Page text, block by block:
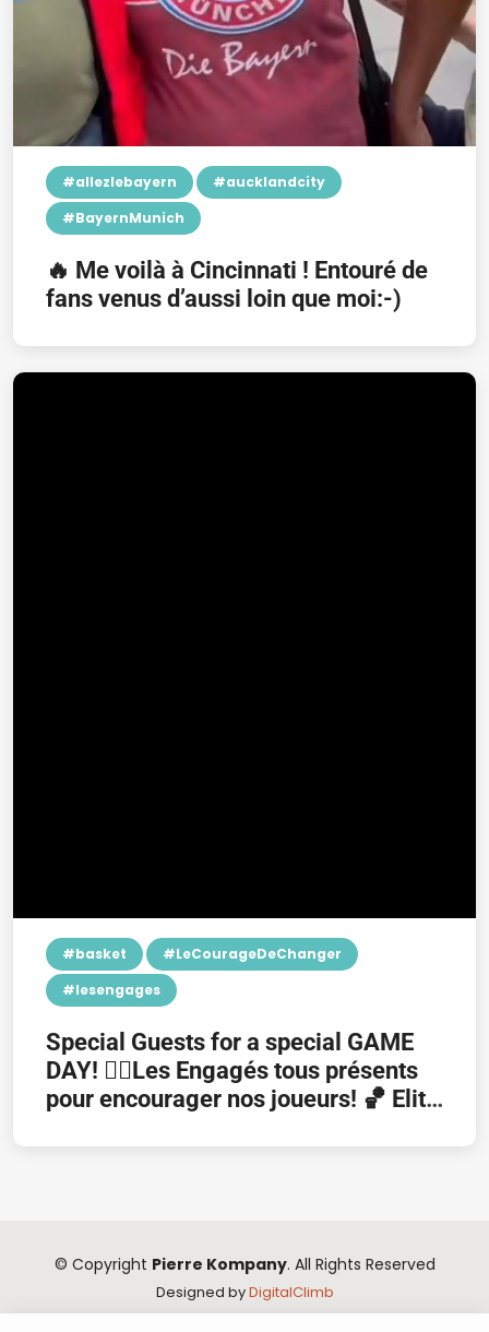
#allezlebayern
#aucklandcity
#BayernMunich
🔥 Me voilà à Cincinnati ! Entouré de
fans venus d’aussi loin que moi:-)
#basket
#LeCourageDeChanger
#lesengages
Special Guests for a special GAME
DAY! 👉🏿Les Engagés tous présents
pour encourager nos joueurs! 🏀 Elite
© Copyright Pierre Kompany. All Rights Reserved
Designed byDigitalClimb